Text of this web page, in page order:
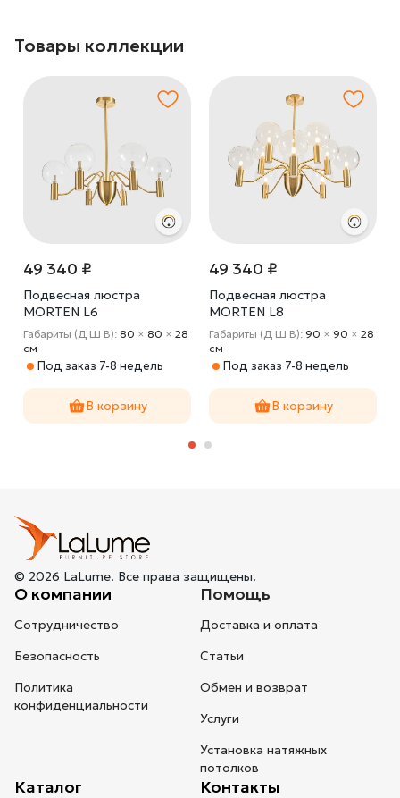
Товары коллекции
49 340 ₽
Подвесная люстра
MORTEN L6
Габариты (Д Ш В): 80 × 80 × 28
cм
Под заказ 7-8 недель
В корзину
49 340 ₽
Подвесная люстра
MORTEN L8
Габариты (Д Ш В): 90 × 90 × 28
cм
Под заказ 7-8 недель
В корзину
© 2026 LaLume. Все права защищены.
О компании
Сотрудничество
Безопасность
Политика
конфиденциальности
Помощь
Доставка и оплата
Статьи
Обмен и возврат
Услуги
Установка натяжных
потолков
Каталог Контакты